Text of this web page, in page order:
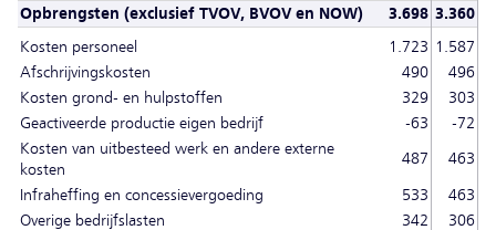
Opbrengsten (exclusief TVOV, BVOV en NOW)
3.698 3.360
Kosten personeel
1.723 1.587
Afschrijvingskosten
490
496
Kosten grond- en hulpstoffen
329
303
Geactiveerde productie eigen bedrijf
-63
-72
Kosten van uitbesteed werk en andere externe
kosten
487 463
Infraheffing en concessievergoeding 533
463
Overige bedrijfslasten
342
306